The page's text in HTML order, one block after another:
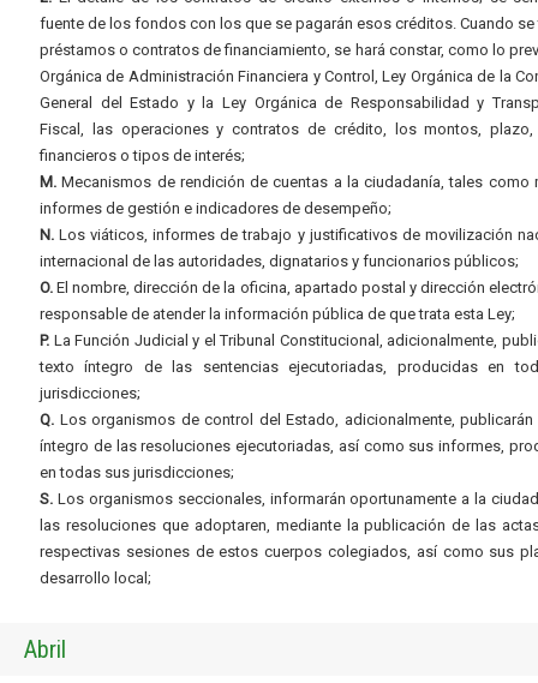
fuente de los fondos con los que se pagarán esos créditos. Cuando se
préstamos o contratos de financiamiento, se hará constar, como lo
Orgánica de Administración Financiera y Control, Ley Orgánica de la
General del Estado y la Ley Orgánica de Responsabilidad y
Fiscal, las operaciones y contratos de crédito, los montos,
financieros o tipos de interés;
M. Mecanismos de rendición de cuentas a la ciudadanía, tales como
informes de gestión e indicadores de desempeño;
N. Los viáticos, informes de trabajo y justificativos de movilización
internacional de las autoridades, dignatarios y funcionarios públicos;
O. El nombre, dirección de la oficina, apartado postal y dirección
responsable de atender la información pública de que trata esta Ley;
P. La Función Judicial y el Tribunal Constitucional, adicionalmente,
texto íntegro de las sentencias ejecutoriadas, producidas en
jurisdicciones;
Q. Los organismos de control del Estado, adicionalmente, publicarán
íntegro de las resoluciones ejecutoriadas, así como sus informes,
en todas sus jurisdicciones;
S. Los organismos seccionales, informarán oportunamente a la
las resoluciones que adoptaren, mediante la publicación de las
respectivas sesiones de estos cuerpos colegiados, así como sus
desarrollo local;
Abril